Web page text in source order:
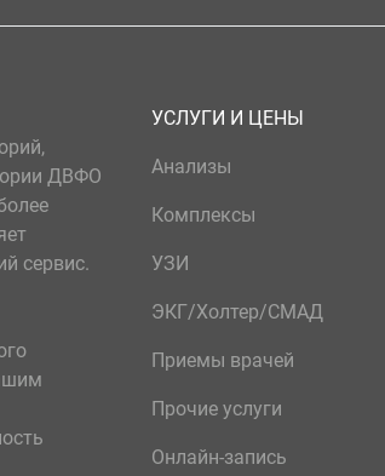
ДВФО
сервис.
УСЛУГИ И ЦЕНЫ
Анализы
Комплексы
УЗИ
ЭКГ/Холтер/СМАД
Приемы врачей
Прочие услуги
Онлайн-запись